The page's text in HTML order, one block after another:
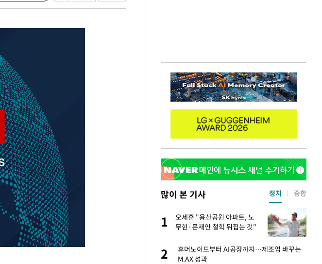
많이 본 기사
1
표창원, 남규리에 15년 만에
사과…"제가 틀렸습니다"
"창 3개 띄워도 답답함 없네"…'폴드8 울트
1
오세훈 "용산공원 아파트, 노
무현·문재인 철학 뒤집는 것"
2
휴머노이드부터 AI공장까지…제조업 바꾸는
M.AX 성과
정치 종합